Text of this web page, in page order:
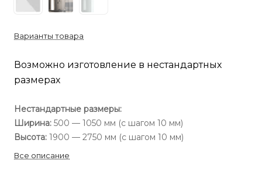
Варианты товара
Возможно изготовление в нестандартных
размерах
Нестандартные размеры:
Ширина: 500 — 1050 мм (с шагом 10 мм)
Высота: 1900 — 2750 мм (с шагом 10 мм)
Все описание